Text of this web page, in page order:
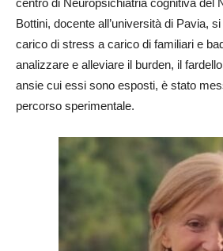
centro di Neuropsichiatria cognitiva del
Bottini, docente all’università di Pavia,
carico di stress a carico di familiari e
analizzare e alleviare il burden, il
ansie cui essi sono esposti, è stato
percorso sperimentale.